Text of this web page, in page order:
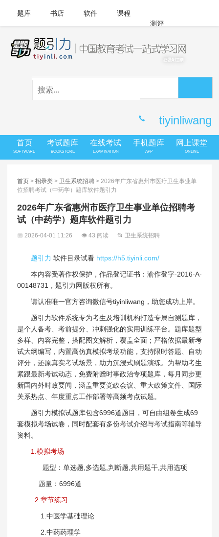
题库 书店 软件
课程
测评
APP下载
tiyinliwang
首页
SOFTWARE
考试题库
BOOKSTORE
在线考试
EXAMINATION
手机题库
APP
网上课堂
ONLINE
首页 > 招录类 > 卫生系统招聘 > 2026年广东省惠州市医疗卫生事业单
位招聘考试（中药学）题库软件题引力
2026年广东省惠州市医疗卫生事业单位招聘考
试（中药学）题库软件题引力
📅 2026-04-01 11:26 👁 43 阅读 📂 卫生系统招聘
题引力 软件目录试看 https://h5.tiyinli.com/
本内容受著作权保护，作品登记证书：渝作登字-2016-A-
00148731，题引力网版权所有。
请认准唯一官方咨询微信号tiyinliwang，助您成功上岸。
题引力软件系统专为考生及培训机构打造专属自测题库，
是个人备考、考前提分、冲刺强化的实用训练平台。题库题型
多样、内容完整，搭配图文解析，覆盖全面；严格依据最新考
试大纲编写，内置高仿真模拟考场功能，支持限时答题、自动
评分，还原真实考试场景，助力沉浸式刷题演练。为帮助考生
紧跟最新考试动态，免费附赠时事政治专项题库，每月同步更
新国内外时政要闻，涵盖重要党政会议、重大政策文件、国际
关系热点、年度重点工作部署等高频考点试题。
题引力模拟试题库包含6996道题目，可自由组卷生成69
套模拟考场试卷，同时配套有多份考试介绍与考试指南等辅导
资料。
1.模拟考场
题型：单选题,多选题,判断题,共用题干,共用选项
题量：6996道
2.章节练习
1.中医学基础理论
2.中药药理学